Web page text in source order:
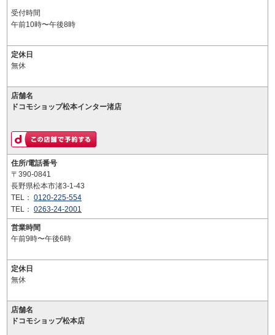
受付時間
午前10時〜午後8時
定休日
無休
店舗名
ドコモショップ松本インター渚店
住所/電話番号
〒390-0841
長野県松本市渚3-1-43
TEL： 0120-225-554
TEL： 0263-24-2001
営業時間
午前9時〜午後6時
定休日
無休
店舗名
ドコモショップ松本店